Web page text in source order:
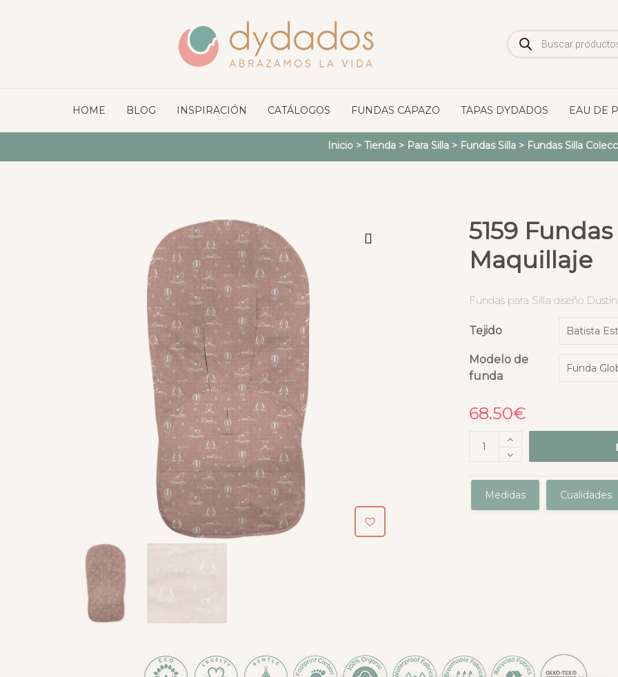
de
productos
HOME BLOG INSPIRACIÓN CATÁLOGOS FUNDAS CAPAZO TAPAS DYDADOS EAU DE
Inicio> Tienda> Para Silla> Fundas Silla> Fundas Silla
5159
Maquillaje
Fundas para Silla diseño
Tejido
Modelo de
funda
68.50€
Medidas Cualidades